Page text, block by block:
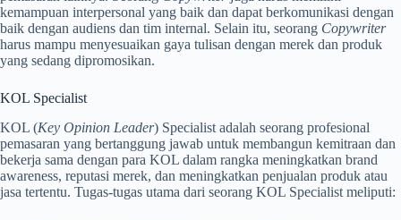
kemampuan interpersonal yang baik dan dapat berkomunikasi dengan
baik dengan audiens dan tim internal. Selain itu, seorang Copywriter
harus mampu menyesuaikan gaya tulisan dengan merek dan produk
yang sedang dipromosikan.
KOL Specialist
KOL (Key Opinion Leader) Specialist adalah seorang profesional
pemasaran yang bertanggung jawab untuk membangun kemitraan dan
bekerja sama dengan para KOL dalam rangka meningkatkan brand
awareness, reputasi merek, dan meningkatkan penjualan produk atau
jasa tertentu. Tugas-tugas utama dari seorang KOL Specialist meliputi: